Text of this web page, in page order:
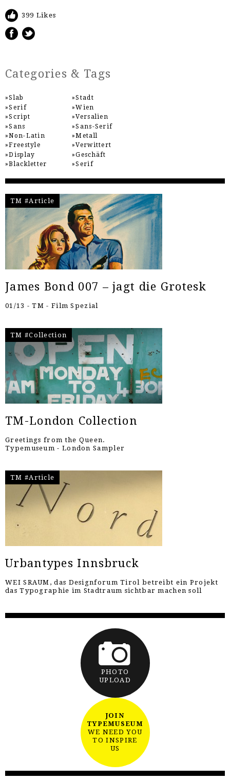
399 Likes
Categories & Tags
Slab
Serif
Script
Sans
Non-Latin
Freestyle
Display
Blackletter
Stadt
Wien
Versalien
Sans-Serif
Metall
Verwittert
Geschäft
Serif
TM #Article
James Bond 007 – jagt die Grotesk
01/13 - TM - Film Spezial
TM #Collection
TM-London Collection
Greetings from the Queen.
Typemuseum - London Sampler
TM #Article
Urbantypes Innsbruck
WEI SRAUM, das Designforum Tirol betreibt ein Projekt
das Typographie im Stadtraum sichtbar machen soll
PHOTO
UPLOAD
JOIN
TYPEMUSEUM
WE NEED YOU
TO INSPIRE
US